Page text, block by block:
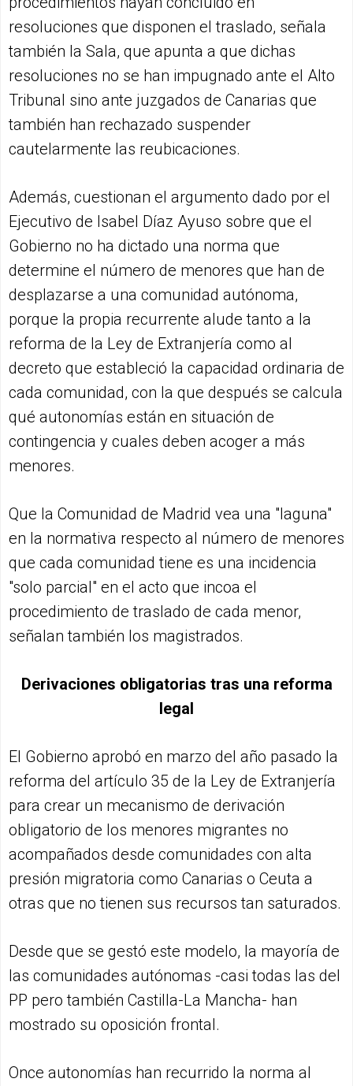
resoluciones que disponen el traslado, señala
también la Sala, que apunta a que dichas
resoluciones no se han impugnado ante el Alto
Tribunal sino ante juzgados de Canarias que
también han rechazado suspender
cautelarmente las reubicaciones.
Además, cuestionan el argumento dado por el
Ejecutivo de Isabel Díaz Ayuso sobre que el
Gobierno no ha dictado una norma que
determine el número de menores que han de
desplazarse a una comunidad autónoma,
porque la propia recurrente alude tanto a la
reforma de la Ley de Extranjería como al
decreto que estableció la capacidad ordinaria de
cada comunidad, con la que después se calcula
qué autonomías están en situación de
contingencia y cuales deben acoger a más
menores.
Que la Comunidad de Madrid vea una "laguna"
en la normativa respecto al número de menores
que cada comunidad tiene es una incidencia
"solo parcial" en el acto que incoa el
procedimiento de traslado de cada menor,
señalan también los magistrados.
Derivaciones obligatorias tras una reforma
legal
El Gobierno aprobó en marzo del año pasado la
reforma del artículo 35 de la Ley de Extranjería
para crear un mecanismo de derivación
obligatorio de los menores migrantes no
acompañados desde comunidades con alta
presión migratoria como Canarias o Ceuta a
otras que no tienen sus recursos tan saturados.
Desde que se gestó este modelo, la mayoría de
las comunidades autónomas -casi todas las del
PP pero también Castilla-La Mancha- han
mostrado su oposición frontal.
Once autonomías han recurrido la norma al